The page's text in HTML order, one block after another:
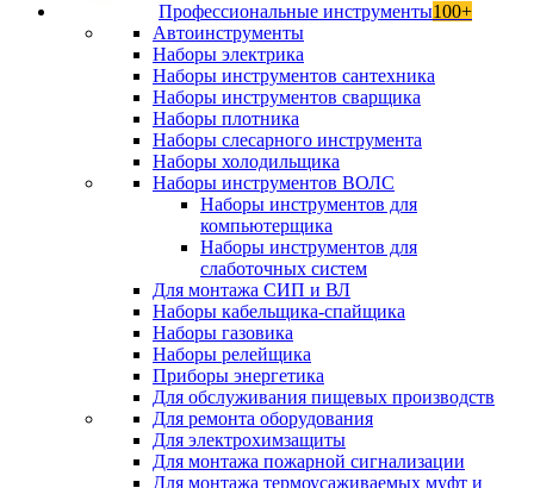
Профессиональные инструменты100+
Автоинструменты
Наборы электрика
Наборы инструментов сантехника
Наборы инструментов сварщика
Наборы плотника
Наборы слесарного инструмента
Наборы холодильщика
Наборы инструментов ВОЛС
Наборы инструментов для
компьютерщика
Наборы инструментов для
слаботочных систем
Для монтажа СИП и ВЛ
Наборы кабельщика-спайщика
Наборы газовика
Наборы релейщика
Приборы энергетика
Для обслуживания пищевых производств
Для ремонта оборудования
Для электрохимзащиты
Для монтажа пожарной сигнализации
Для монтажа термоусаживаемых муфт и